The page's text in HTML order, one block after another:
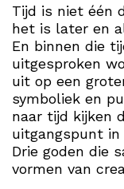
Tijd is niet één
het is later en
En binnen die
uitgesproken
uit op een
symboliek en
naar tijd kijken
uitgangspunt in
Drie goden die
vormen van